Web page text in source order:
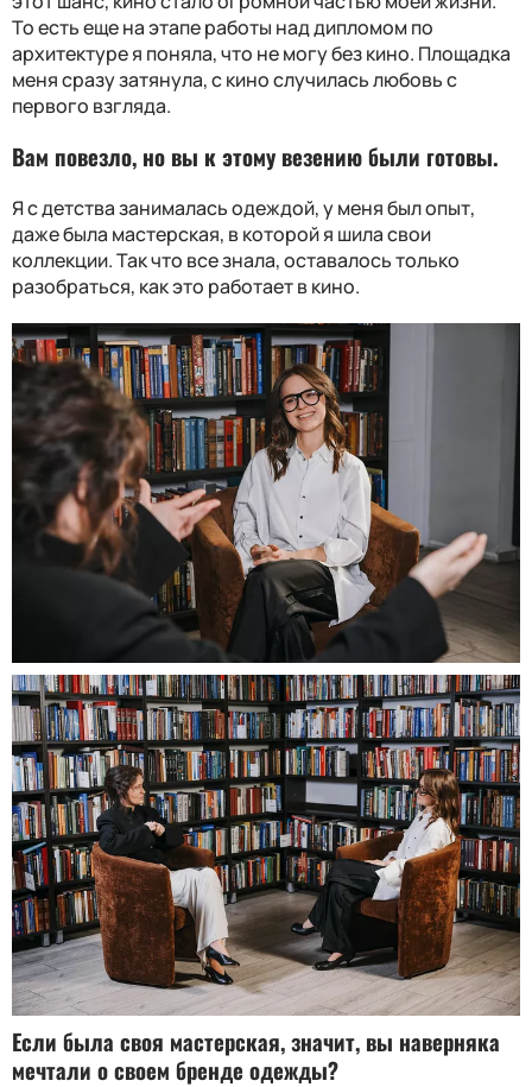
То есть еще на этапе работы над дипломом по
архитектуре я поняла, что не могу без кино. Площадка
меня сразу затянула, с кино случилась любовь с
первого взгляда.
Вам повезло, но вы к этому везению были готовы.
Я с детства занималась одеждой, у меня был опыт,
даже была мастерская, в которой я шила свои
коллекции. Так что все знала, оставалось только
разобраться, как это работает в кино.
Если была своя мастерская, значит, вы наверняка
мечтали о своем бренде одежды?